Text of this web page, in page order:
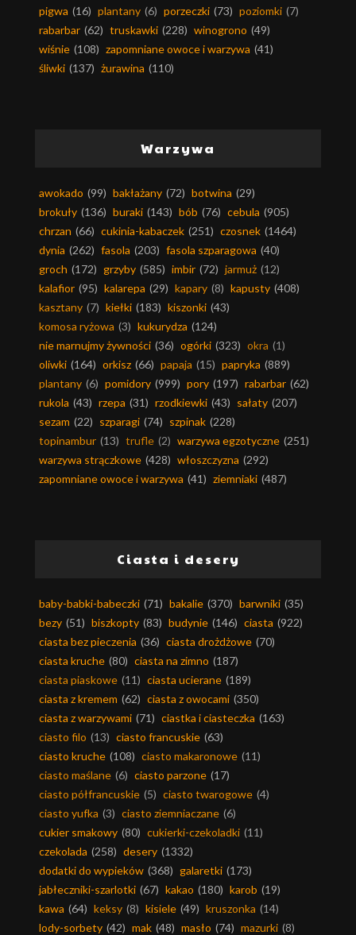
pigwa (16) plantany (6) porzeczki (73) poziomki (7)
rabarbar (62) truskawki (228) winogrono (49)
wiśnie (108) zapomniane owoce i warzywa (41)
śliwki (137) żurawina (110)
Warzywa
awokado (99) bakłażany (72) botwina (29)
brokuły (136) buraki (143) bób (76) cebula (905)
chrzan (66) cukinia-kabaczek (251) czosnek (1464)
dynia (262) fasola (203) fasola szparagowa (40)
groch (172) grzyby (585) imbir (72) jarmuż (12)
kalafior (95) kalarepa (29) kapary (8) kapusty (408)
kasztany (7) kiełki (183) kiszonki (43)
komosa ryżowa (3) kukurydza (124)
nie marnujmy żywności (36) ogórki (323) okra (1)
oliwki (164) orkisz (66) papaja (15) papryka (889)
plantany (6) pomidory (999) pory (197) rabarbar (62)
rukola (43) rzepa (31) rzodkiewki (43) sałaty (207)
sezam (22) szparagi (74) szpinak (228)
topinambur (13) trufle (2) warzywa egzotyczne (251)
warzywa strączkowe (428) włoszczyzna (292)
zapomniane owoce i warzywa (41) ziemniaki (487)
Ciasta i desery
baby-babki-babeczki (71) bakalie (370) barwniki (35)
bezy (51) biszkopty (83) budynie (146) ciasta (922)
ciasta bez pieczenia (36) ciasta drożdżowe (70)
ciasta kruche (80) ciasta na zimno (187)
ciasta piaskowe (11) ciasta ucierane (189)
ciasta z kremem (62) ciasta z owocami (350)
ciasta z warzywami (71) ciastka i ciasteczka (163)
ciasto filo (13) ciasto francuskie (63)
ciasto kruche (108) ciasto makaronowe (11)
ciasto maślane (6) ciasto parzone (17)
ciasto półfrancuskie (5) ciasto twarogowe (4)
ciasto yufka (3) ciasto ziemniaczane (6)
cukier smakowy (80) cukierki-czekoladki (11)
czekolada (258) desery (1332)
dodatki do wypieków (368) galaretki (173)
jabłeczniki-szarlotki (67) kakao (180) karob (19)
kawa (64) keksy (8) kisiele (49) kruszonka (14)
lody-sorbety (42) mak (48) masło (74) mazurki (8)